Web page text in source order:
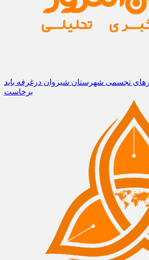
تجسمی شهرستان شیروان درغرفه باید
برخاست